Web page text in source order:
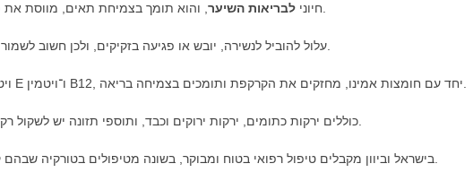
ויטמין A חיונילבריאות השיער , והוא תומך בצמיחת תאים, מווסת את פעילות הקרקפת ותורם לייצור קרטין.
מחסור או עודף של ויטמין A עלול להוביל לנשירה, יובש או פגיעה בזקיקים, ולכן חשוב לשמור על איזון מתאים.
ויטמינים נוספים כמו ויטמין D, ויטמין C, ויטמין E ו־ויטמין B12, יחד עם חומצות אמינו, מחזקים את הקרקפת ותומכים בצמיחה בריאה.
מקורות טבעיים לוויטמין A כוללים ירקות כתומים, ירקות ירוקים וכבד, ותוספי תזונה יש לשקול רק לאחר ייעוץ רפואי.
ב־Trichogenics בישראל וביוון מקבלים טיפול רפואי בטוח ומבוקר, בשונה מטיפולים בטורקיה שבהם קיים חוסר פיקוח וסיכון גבוה.